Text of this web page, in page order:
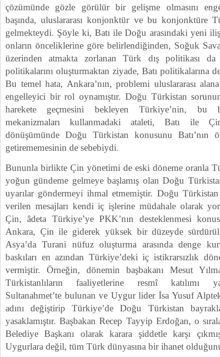
çözümünde gözle görülür bir gelişme olmasını
başında, uluslararası konjonktür ve bu konjonktüre
gelmekteydi. Şöyle ki, Batı ile Doğu arasındaki yeni
onların önceliklerine göre belirlendiğinden, Soğuk
üzerinden atmakta zorlanan Türk dış politikası
politikalarını oluşturmaktan ziyade, Batı politikalarına
Bu temel hata, Ankara’nın, problemi uluslararası
engelleyici bir rol oynamıştır. Doğu Türkistan
harekete geçmesini bekleyen Türkiye’nin, bu
mekanizmaları kullanmadaki ataleti, Batı ile
dönüşümünde Doğu Türkistan konusunu Batı’nın
getirememesinin de sebebiydi.
Bununla birlikte Çin yönetimi de eski döneme oranla
yoğun gündeme gelmeye başlamış olan Doğu
uyarılar göndermeyi ihmal etmemiştir. Doğu
verilen mesajları kendi iç işlerine müdahale olarak
Çin, âdeta Türkiye’ye PKK’nın desteklenmesi
Ankara, Çin ile giderek yüksek bir düzeyde
Asya’da Turani nüfuz oluşturma arasında denge
baskıları en azından Türkiye’deki iç istikrarsızlık
vermiştir. Örneğin, dönemin başbakanı Mesut
Türkistanlıların faaliyetlerine resmî katılımı
Sultanahmet’te bulunan ve Uygur lider İsa Yusuf
adını değiştirip Türkiye’de Doğu Türkistan
yasaklamıştır. Başbakan Recep Tayyip Erdoğan, o
Belediye Başkanı olarak karara şiddetle karşı
Uygurlara değil, tüm Türk dünyasına bir ihanet